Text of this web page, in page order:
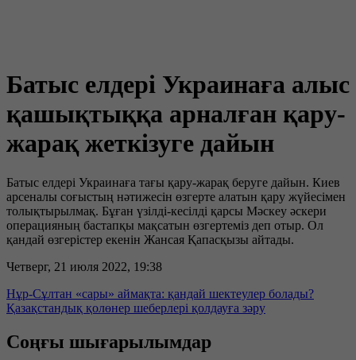
Батыс елдері Украинаға алыс
қашықтыққа арналған қару-
жарақ жеткізуге дайын
Батыс елдері Украинаға тағы қару-жарақ беруге дайын. Киев
арсеналы соғыстың нәтижесін өзгерте алатын қару жүйесімен
толықтырылмақ. Бұған үзілді-кесілді қарсы Мәскеу әскери
операцияның бастапқы мақсатын өзгертеміз деп отыр. Ол
қандай өзгерістер екенін Жансая Қапасқызы айтады.
Четверг, 21 июля 2022, 19:38
Нұр-Сұлтан «сары» аймақта: қандай шектеулер болады?
Қазақстандық қолөнер шеберлері қолдауға зәру
Соңғы шығарылымдар